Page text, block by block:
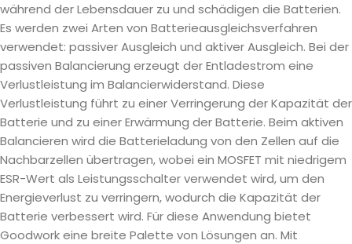
während der Lebensdauer zu und schädigen die Batterien.
Es werden zwei Arten von Batterieausgleichsverfahren
verwendet: passiver Ausgleich und aktiver Ausgleich. Bei der
passiven Balancierung erzeugt der Entladestrom eine
Verlustleistung im Balancierwiderstand. Diese
Verlustleistung führt zu einer Verringerung der Kapazität der
Batterie und zu einer Erwärmung der Batterie. Beim aktiven
Balancieren wird die Batterieladung von den Zellen auf die
Nachbarzellen übertragen, wobei ein MOSFET mit niedrigem
ESR-Wert als Leistungsschalter verwendet wird, um den
Energieverlust zu verringern, wodurch die Kapazität der
Batterie verbessert wird. Für diese Anwendung bietet
Goodwork eine breite Palette von Lösungen an. Mit